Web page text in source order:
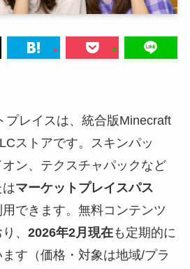
プレイスは、統合版Minecraft
ストアです。スキンパッ
ン、テクスチャパックなど
マーケットプレイスパス
用できます。無料コンテンツ
、 2026年2月現在も定期的に
す（価格・対象は地域/プラ